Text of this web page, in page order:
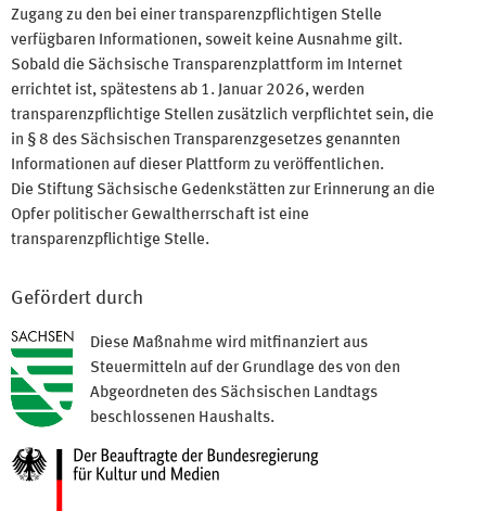
Zugang zu den bei einer transparenzpflichtigen Stelle
verfügbaren Informationen, soweit keine Ausnahme gilt.
Sobald die Sächsische Transparenzplattform im Internet
errichtet ist, spätestens ab 1. Januar 2026, werden
transparenzpflichtige Stellen zusätzlich verpflichtet sein, die
in § 8 des Sächsischen Transparenzgesetzes genannten
Informationen auf dieser Plattform zu veröffentlichen.
Die Stiftung Sächsische Gedenkstätten zur Erinnerung an die
Opfer politischer Gewaltherrschaft ist eine
transparenzpflichtige Stelle.
Gefördert durch
Diese Maßnahme wird mitfinanziert aus
Steuermitteln auf der Grundlage des von den
Abgeordneten des Sächsischen Landtags
beschlossenen Haushalts.